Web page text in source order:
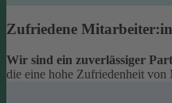
Zufriedene
Wir sind ein zuverlässiger
die eine hohe Zufriedenheit